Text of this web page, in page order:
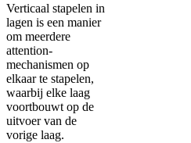
Verticaal stapelen in
lagen is een manier
om meerdere
attention-
mechanismen op
elkaar te stapelen,
waarbij elke laag
voortbouwt op de
uitvoer van de
vorige laag.